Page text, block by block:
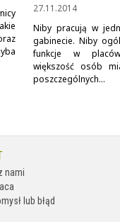
27.11.2014
Niby pracują w
gabinecie. Niby
funkcje w
większość osób
poszczególnych...
nami
lub błąd